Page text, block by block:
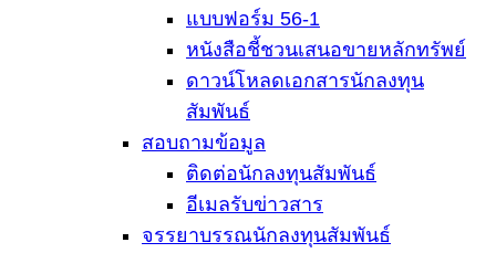
แบบฟอร์ม 56-1
หนังสือชี้ชวนเสนอขายหลักทรัพย์
ดาวน์โหลดเอกสารนักลงทุน
สัมพันธ์
สอบถามข้อมูล
ติดต่อนักลงทุนสัมพันธ์
อีเมลรับข่าวสาร
จรรยาบรรณนักลงทุนสัมพันธ์